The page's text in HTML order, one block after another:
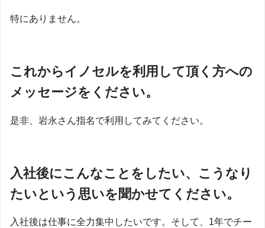
特にありません。
これからイノセルを利用して頂く方への
メッセージをください。
是非、岩永さん指名で利用してみてください。
入社後にこんなことをしたい、こうなり
たいという思いを聞かせてください。
入社後は仕事に全力集中したいです。そして、1年でチー